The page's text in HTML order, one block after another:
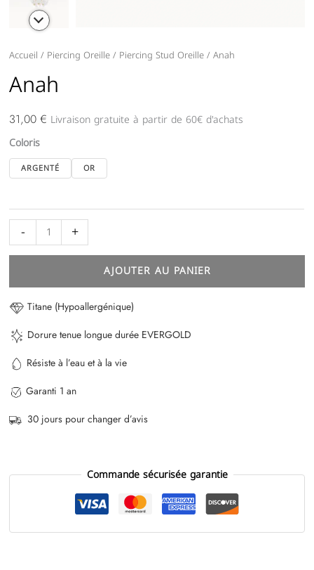
Accueil / Piercing Oreille/ Piercing Stud Oreille/ Anah
Anah
31,00€ Livraison gratuite à partir de 60€ d'achats
Coloris
ARGENTÉ OR
-
quantité
de
Anah
+
AJOUTER AU PANIER
Titane (Hypoallergénique)
Dorure tenue longue durée EVERGOLD
Résiste à l’eau et à la vie
Garanti 1 an
30 jours pour changer d’avis
Commande sécurisée garantie